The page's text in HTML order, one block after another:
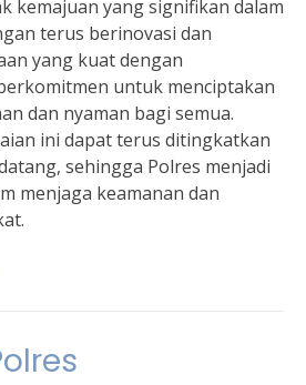
kemajuan yang signifikan dalam
terus berinovasi dan
yang kuat dengan
untuk menciptakan
dan nyaman bagi semua.
ini dapat terus ditingkatkan
sehingga Polres menjadi
menjaga keamanan dan